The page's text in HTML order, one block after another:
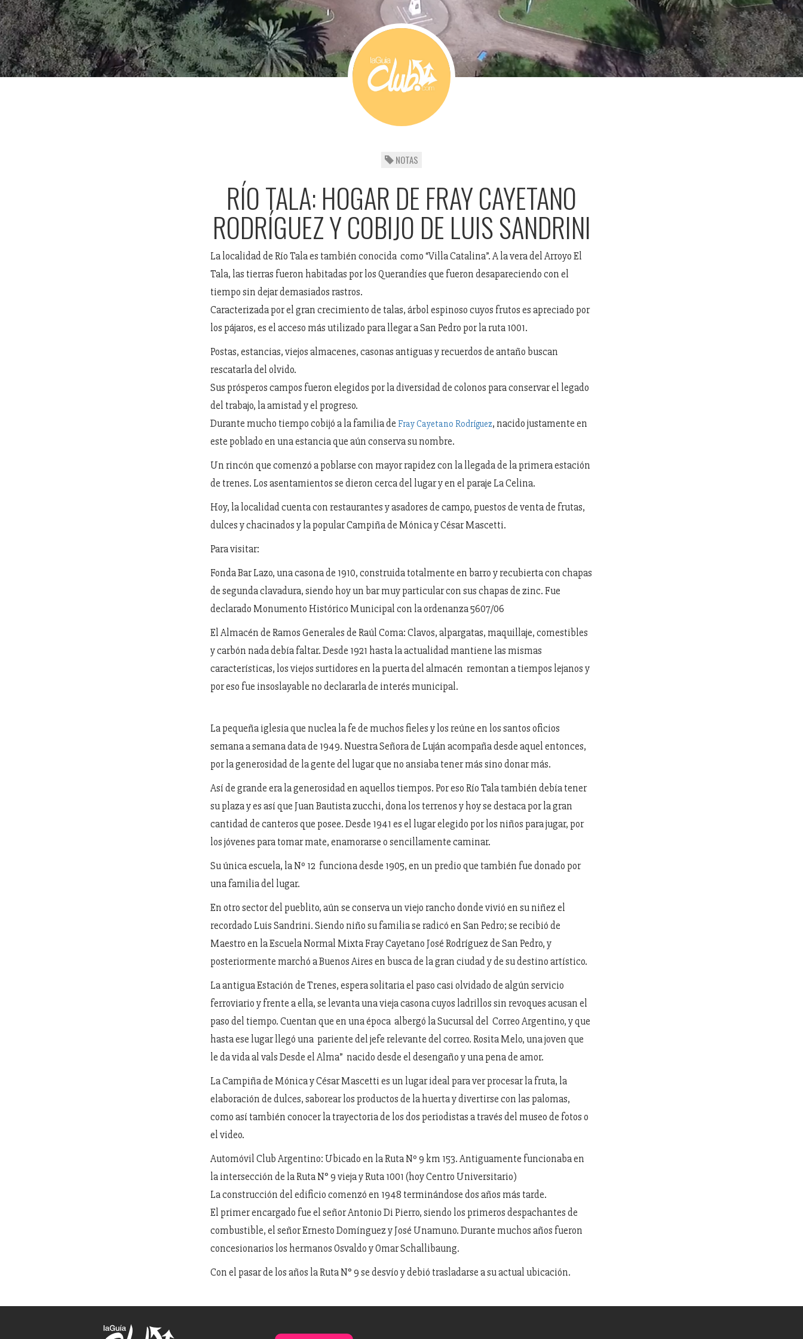
NOTAS
RÍO TALA: HOGAR DE FRAY CAYETANO
RODRÍGUEZ Y COBIJO DE LUIS SANDRINI
La localidad de Río Tala es también conocida como “Villa Catalina”. A la vera del Arroyo El
Tala, las tierras fueron habitadas por los Querandíes que fueron desapareciendo con el
tiempo sin dejar demasiados rastros.
Caracterizada por el gran crecimiento de talas, árbol espinoso cuyos frutos es apreciado por
los pájaros, es el acceso más utilizado para llegar a San Pedro por la ruta 1001.
Postas, estancias, viejos almacenes, casonas antiguas y recuerdos de antaño buscan
rescatarla del olvido.
Sus prósperos campos fueron elegidos por la diversidad de colonos para conservar el legado
del trabajo, la amistad y el progreso.
Durante mucho tiempo cobijó a la familia de Fray Cayetano Rodríguez, nacido justamente en
este poblado en una estancia que aún conserva su nombre.
Un rincón que comenzó a poblarse con mayor rapidez con la llegada de la primera estación
de trenes. Los asentamientos se dieron cerca del lugar y en el paraje La Celina.
Hoy, la localidad cuenta con restaurantes y asadores de campo, puestos de venta de frutas,
dulces y chacinados y la popular Campiña de Mónica y César Mascetti.
Para visitar:
Fonda Bar Lazo, una casona de 1910, construida totalmente en barro y recubierta con chapas
de segunda clavadura, siendo hoy un bar muy particular con sus chapas de zinc. Fue
declarado Monumento Histórico Municipal con la ordenanza 5607/06
El Almacén de Ramos Generales de Raúl Coma: Clavos, alpargatas, maquillaje, comestibles
y carbón nada debía faltar. Desde 1921 hasta la actualidad mantiene las mismas
características, los viejos surtidores en la puerta del almacén remontan a tiempos lejanos y
por eso fue insoslayable no declararla de interés municipal.
La pequeña iglesia que nuclea la fe de muchos fieles y los reúne en los santos oficios
semana a semana data de 1949. Nuestra Señora de Luján acompaña desde aquel entonces,
por la generosidad de la gente del lugar que no ansiaba tener más sino donar más.
Así de grande era la generosidad en aquellos tiempos. Por eso Río Tala también debía tener
su plaza y es así que Juan Bautista zucchi, dona los terrenos y hoy se destaca por la gran
cantidad de canteros que posee. Desde 1941 es el lugar elegido por los niños para jugar, por
los jóvenes para tomar mate, enamorarse o sencillamente caminar.
Su única escuela, la Nº 12 funciona desde 1905, en un predio que también fue donado por
una familia del lugar.
En otro sector del pueblito, aún se conserva un viejo rancho donde vivió en su niñez el
recordado Luis Sandrini. Siendo niño su familia se radicó en San Pedro; se recibió de
Maestro en la Escuela Normal Mixta Fray Cayetano José Rodríguez de San Pedro, y
posteriormente marchó a Buenos Aires en busca de la gran ciudad y de su destino artístico.
La antigua Estación de Trenes, espera solitaria el paso casi olvidado de algún servicio
ferroviario y frente a ella, se levanta una vieja casona cuyos ladrillos sin revoques acusan el
paso del tiempo. Cuentan que en una época albergó la Sucursal del Correo Argentino, y que
hasta ese lugar llegó una pariente del jefe relevante del correo. Rosita Melo, una joven que
le da vida al vals Desde el Alma” nacido desde el desengaño y una pena de amor.
La Campiña de Mónica y César Mascetti es un lugar ideal para ver procesar la fruta, la
elaboración de dulces, saborear los productos de la huerta y divertirse con las palomas,
como así también conocer la trayectoria de los dos periodistas a través del museo de fotos o
el video.
Automóvil Club Argentino: Ubicado en la Ruta Nº 9 km 153. Antiguamente funcionaba en
la intersección de la Ruta N° 9 vieja y Ruta 1001 (hoy Centro Universitario)
La construcción del edificio comenzó en 1948 terminándose dos años más tarde.
El primer encargado fue el señor Antonio Di Pierro, siendo los primeros despachantes de
combustible, el señor Ernesto Domínguez y José Unamuno. Durante muchos años fueron
concesionarios los hermanos Osvaldo y Omar Schallibaung.
Con el pasar de los años la Ruta N° 9 se desvío y debió trasladarse a su actual ubicación.